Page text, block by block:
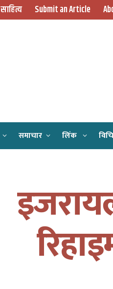
साहित्य Submit an Article
समाचार लिंक